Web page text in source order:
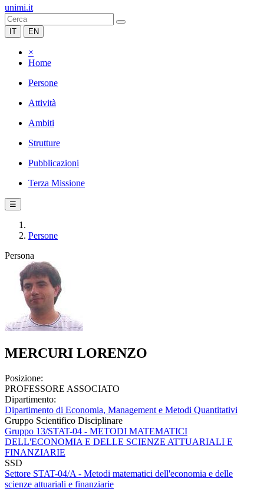
unimi.it
IT EN
×
Home
Persone
Attività
Ambiti
Strutture
Pubblicazioni
Terza Missione
☰
Persone
Persona
MERCURI LORENZO
Posizione:
PROFESSORE ASSOCIATO
Dipartimento:
Dipartimento di Economia, Management e Metodi Quantitativi
Gruppo Scientifico Disciplinare
Gruppo 13/STAT-04 - METODI MATEMATICI
DELL'ECONOMIA E DELLE SCIENZE ATTUARIALI E
FINANZIARIE
SSD
Settore STAT-04/A - Metodi matematici dell'economia e delle
scienze attuariali e finanziarie